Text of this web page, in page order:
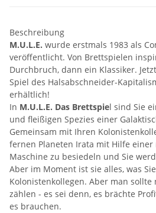
Beschreibung
M.U.L.E. wurde erstmals 1983 als
veröffentlicht. Von Brettspielen
Durchbruch, dann ein Klassiker.
Spiel des Halsabschneider-
erhältlich!
In M.U.L.E. Das Brettspiel sind Sie
und fleißigen Spezies einer
Gemeinsam mit Ihren
fernen Planeten Irata mit Hilfe
Maschine zu besiedeln und Sie
Aber im Moment ist sie alles, was
Kolonistenkollegen. Aber man
zählen - es sei denn, es brächte
es brauchen.